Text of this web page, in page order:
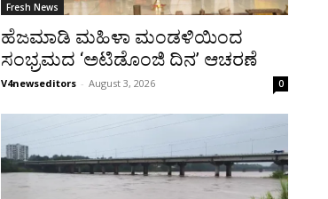
Fresh News
ಹೆಜಮಾಡಿ ಮಹಿಳಾ ಮಂಡಳಿಯಿಂದ
ಸಂಭ್ರಮದ ‘ಅಟಿಡೊಂಜಿ ದಿನ’ ಆಚರಣೆ
V4newseditors - August 3, 2026 0